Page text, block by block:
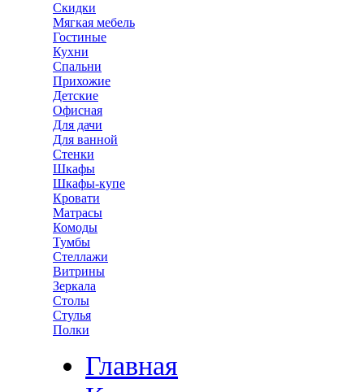
Скидки
Мягкая мебель
Гостиные
Кухни
Спальни
Прихожие
Детские
Офисная
Для дачи
Для ванной
Стенки
Шкафы
Шкафы-купе
Кровати
Матрасы
Комоды
Тумбы
Стеллажи
Витрины
Зеркала
Столы
Стулья
Полки
Главная